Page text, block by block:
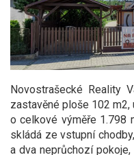
Novostrašecké Reality
zastavěné ploše 102
o celkové výměře 1.798
skládá ze vstupní
a dva neprůchozí